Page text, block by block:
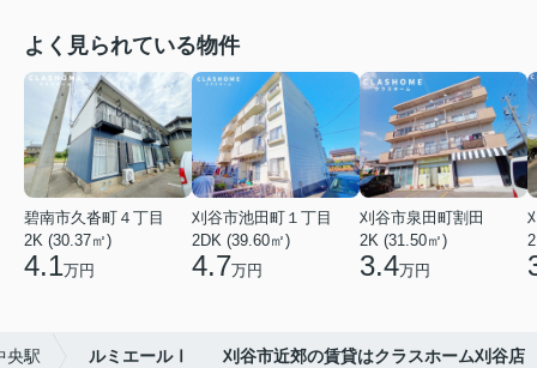
よく見られている物件
碧南市久沓町４丁目
2K (30.37㎡)
4.1万円
刈谷市池田町１丁目
2DK (39.60㎡)
4.7万円
刈谷市泉田町割田
2K (31.50㎡)
3.4万円
央駅 ルミエールⅠ 刈谷市近郊の賃貸はクラスホーム刈谷店